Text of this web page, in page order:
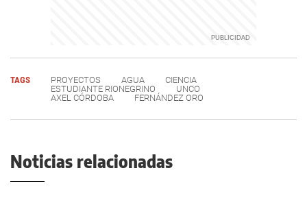
TAGS PROYECTOS AGUA
CIENCIA
ESTUDIANTE RIONEGRINO
UNCO
AXEL CÓRDOBA
FERNÁNDEZ ORO
Noticias relacionadas